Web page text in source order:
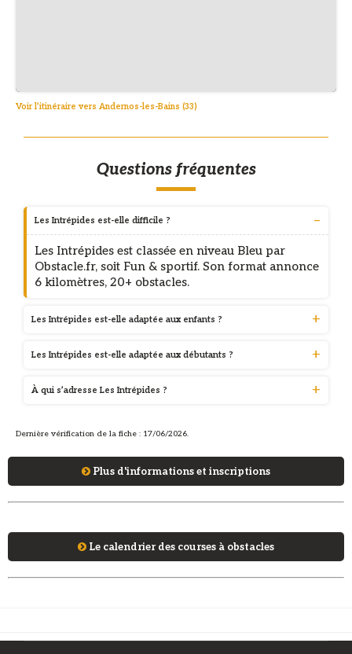
Voir l’itinéraire vers Andernos-les-Bains (33)
Questions fréquentes
Les Intrépides est-elle difficile ?
Les Intrépides est classée en niveau Bleu par
Obstacle.fr, soit Fun & sportif. Son format annonce
6 kilomètres, 20+ obstacles.
Les Intrépides est-elle adaptée aux enfants ?
Les Intrépides est-elle adaptée aux débutants ?
À qui s’adresse Les Intrépides ?
Dernière vérification de la fiche : 17/06/2026.
Plus d'informations et inscriptions
Le calendrier des courses à obstacles